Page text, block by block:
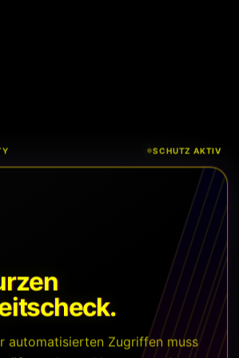
SCHUTZ AKTIV
automatisierten Zugriffen muss